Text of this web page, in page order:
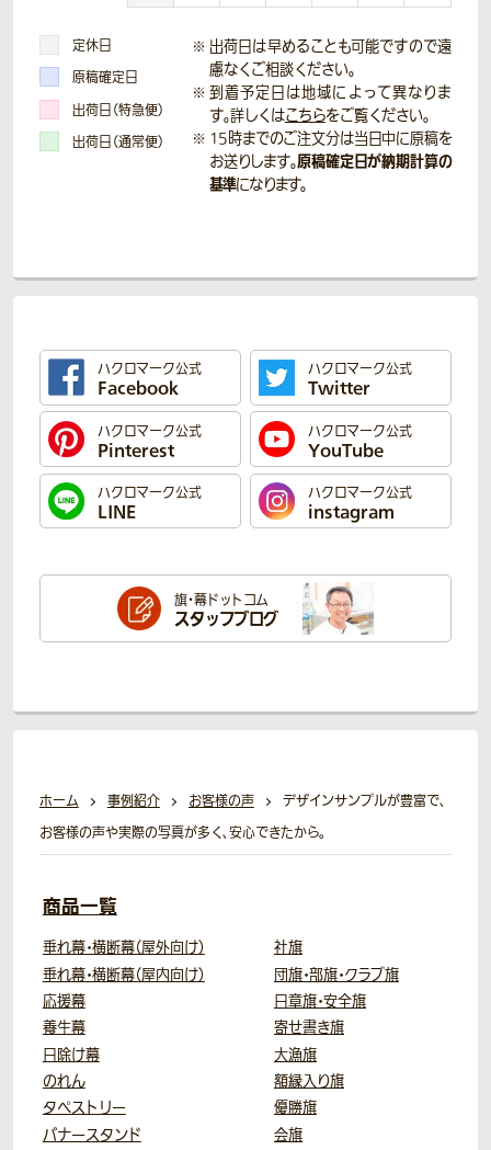
定休日
原稿確定日
出荷日（特急便）
出荷日（通常便）
出荷日は早めることも可能ですので遠
慮なくご相談ください。
到着予定日は地域によって異なりま
す。詳しくはこちらをご覧ください。
15時までのご注文分は当日中に原稿を
お送りします。原稿確定日が納期計算の
基準になります。
ハクロマーク公式
Facebook
ハクロマーク公式
Twitter
ハクロマーク公式
Pinterest
ハクロマーク公式
YouTube
ハクロマーク公式
LINE
ハクロマーク公式
instagram
旗・幕ドットコム
スタッフブログ
ホーム 事例紹介 お客様の声
デザインサンプルが豊富で、
お客様の声や実際の写真が多く、安心できたから。
商品一覧
垂れ幕・横断幕（屋外向け）
垂れ幕・横断幕（屋内向け）
応援幕
養生幕
日除け幕
のれん
タペストリー
バナースタンド
社旗
団旗・部旗・クラブ旗
日章旗・安全旗
寄せ書き旗
大漁旗
額縁入り旗
優勝旗
会旗